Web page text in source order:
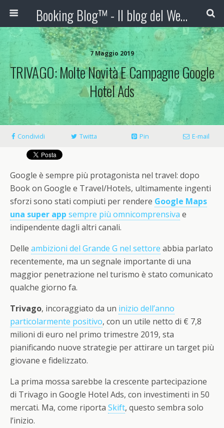
Booking Blog™ - Il blog del Web Marketing Turistico
7 Maggio 2019
TRIVAGO: Molte Novità E Campagne Google
Hotel Ads
Condividi Twitta Pin E-mail
Google è sempre più protagonista nel travel: dopo
Book on Google e Travel/Hotels, ultimamente ingenti
sforzi sono stati compiuti per rendere Google Maps
una super app sempre più omnicomprensiva e
indipendente dagli altri canali.
Delle ambizioni del Grande G nel settore abbia parlato
recentemente, ma un segnale importante di una
maggior penetrazione nel turismo è stato comunicato
qualche giorno fa.
Trivago, incoraggiato da un inizio dell’anno
particolarmente positivo, con un utile netto di € 7,8
milioni di euro nel primo trimestre 2019, sta
pianificando nuove strategie per attirare un target più
giovane e fidelizzato.
La prima mossa sarebbe la crescente partecipazione
di Trivago in Google Hotel Ads, con investimenti in 50
mercati. Ma, come riporta Skift, questo sembra solo
l’inizio.